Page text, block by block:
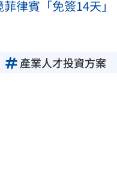
菲律賓「免簽14天
產業人才投資方案